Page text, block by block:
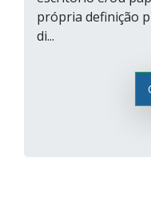
própria definição
di...